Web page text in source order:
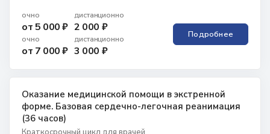
очно
от 5 000 ₽
дистанционно
2 000 ₽
очно
от 7 000 ₽
дистанционно
3 000 ₽
Подробнее
Оказание медицинской помощи в экстренной
форме. Базовая сердечно-легочная реанимация
(36 часов)